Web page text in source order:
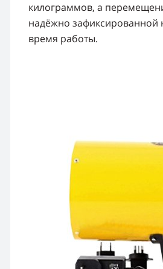
килограммов, а
надёжно зафиксированной
время работы.